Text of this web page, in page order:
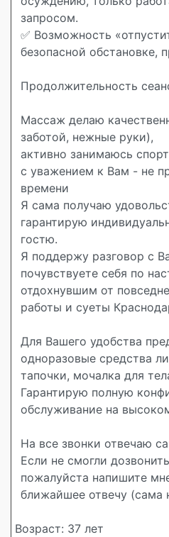
запросом.
✅ Возможность
безопасной обстановке,
Продолжительность
Массаж делаю
заботой, нежные руки),
активно занимаюсь
с уважением к Вам - не
времени
Я сама получаю
гарантирую
гостю.
Я поддержу разговор с
почувствуете себя по
отдохнувшим от
работы и суеты
Для Вашего удобства
одноразовые средства
тапочки, мочалка для
Гарантирую полную
обслуживание на
На все звонки отвечаю
Если не смогли
пожалуйста напишите
ближайшее отвечу (сама
Возраст: 37 лет